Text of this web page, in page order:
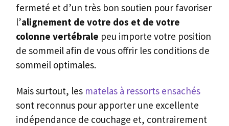
fermeté et d’un très bon soutien pour favoriser
l’alignement de votre dos et de votre
colonne vertébrale peu importe votre position
de sommeil afin de vous offrir les conditions de
sommeil optimales.
Mais surtout, les matelas à ressorts ensachés
sont reconnus pour apporter une excellente
indépendance de couchage et, contrairement